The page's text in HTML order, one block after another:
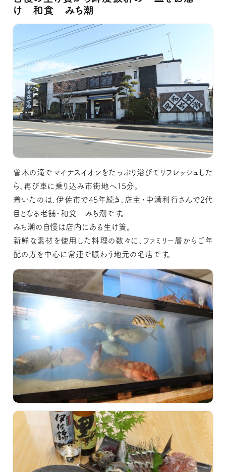
け 和食 みち潮
曽木の滝でマイナスイオンをたっぷり浴びてリフレッシュした
ら、再び車に乗り込み市街地へ15分。
着いたのは、伊佐市で45年続き、店主・中満利行さんで2代
目となる老舗・和食 みち潮です。
みち潮の自慢は店内にある生け簀。
新鮮な素材を使用した料理の数々に、ファミリー層からご年
配の方を中心に常連で賑わう地元の名店です。